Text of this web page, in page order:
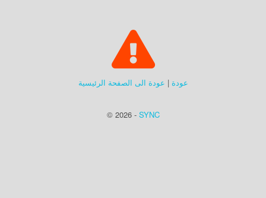
عودة | عودة الى الصفحة الرئيسية
© 2026 - SYNC